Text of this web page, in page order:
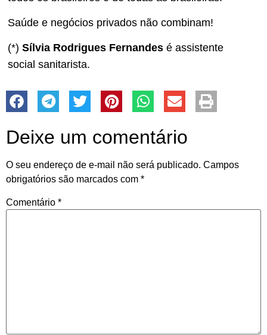
Saúde e negócios privados não combinam!
(*) Sílvia Rodrigues Fernandes é assistente
social sanitarista.
Deixe um comentário
O seu endereço de e-mail não será publicado. Campos
obrigatórios são marcados com *
Comentário *